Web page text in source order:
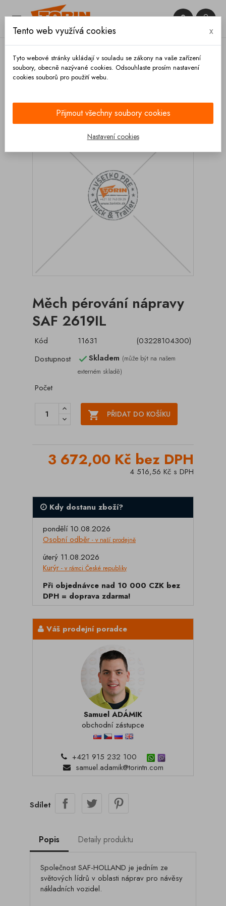
 

Měch pérování nápravy
SAF 2619IL
Kód 11631
(03228104300)
Dostupnost
Skladem (může být na našem
externém skladě)
Počet
 PŘIDAT DO KOŠÍKU
3 672,00 Kč bez DPH
4 516,56 Kč s DPH
Kdy dostanu zboží?
pondělí 10.08.2026
Osobní odběr - v naší prodejně
úterý 11.08.2026
Kurýr - v rámci České republiky
Při objednávce nad 10 000 CZK bez
DPH = doprava zdarma!
Váš prodejní poradce
Samuel ADÁMIK
obchodní zástupce
+421 915 232 100
samuel.adamik@torintn.com
Sdílet
Popis Detaily produktu
Společnost SAF-HOLLAND je jedním ze
světových lídrů v oblasti náprav pro návěsy
nákladních vozidel.
Tento web využívá cookies x
Tyto webové stránky ukládají v souladu se zákony na vaše zařízení
soubory, obecně nazývané cookies. Odsouhlaste prosím nastavení
cookies souborů pro použití webu.
Přijmout všechny soubory cookies
Nastavení cookies